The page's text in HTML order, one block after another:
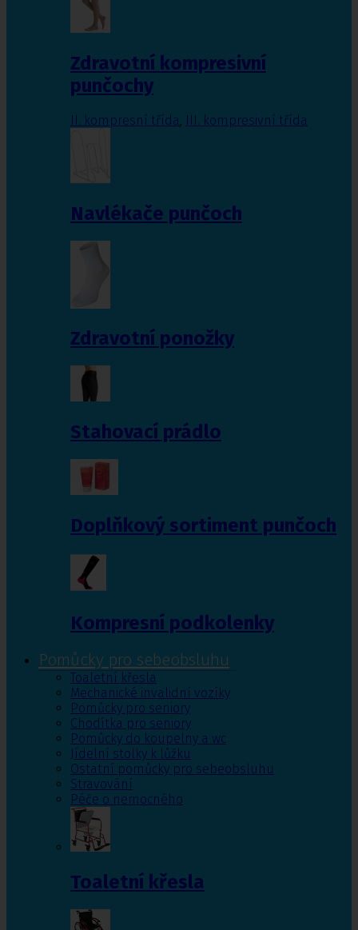
Zdravotní kompresivní
punčochy
II. kompresní třída III. kompresivní třída
Navlékače punčoch
Zdravotní ponožky
Stahovací prádlo
Doplňkový sortiment punčoch
Kompresní podkolenky
Pomůcky pro sebeobsluhu
Toaletní křesla
Mechanické invalidní vozíky
Pomůcky pro seniory
Chodítka pro seniory
Pomůcky do koupelny a wc
Jídelní stolky k lůžku
Ostatní pomůcky pro sebeobsluhu
Stravování
Péče o nemocného
Toaletní křesla